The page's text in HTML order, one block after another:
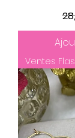
Ventes